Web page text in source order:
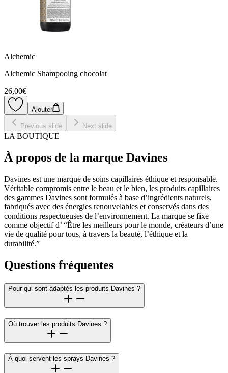
Alchemic
Alchemic Shampooing chocolat
26,00€
Ajouter
Previous slide Next slide
LA BOUTIQUE
À propos de la marque Davines
Davines est une marque de soins capillaires éthique et responsable.
Véritable compromis entre le beau et le bien, les produits capillaires
des gammes Davines sont formulés à base d’ingrédients naturels,
fabriqués avec des énergies renouvelables et conservés dans des
conditions respectueuses de l’environnement. La marque se fixe
comme objectif d’ “Être les meilleurs pour le monde, créateurs d’une
vie de qualité pour tous, à travers la beauté, l’éthique et la
durabilité.”
Questions fréquentes
Pour qui sont adaptés les produits Davines ?
Où trouver les produits Davines ?
À quoi servent les sprays Davines ?